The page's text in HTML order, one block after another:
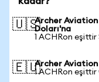
🇺🇸Archer Aviation
Doları'na
1 ACHRon eşittir
🇪🇺Archer Aviation
1 ACHRon